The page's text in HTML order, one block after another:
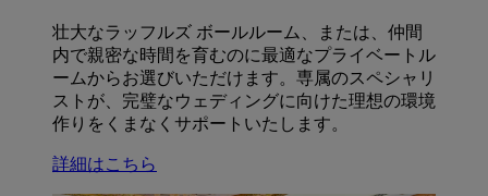
壮大なラッフルズ ボールルーム、または、仲間
内で親密な時間を育むのに最適なプライベートル
ームからお選びいただけます。専属のスペシャリ
ストが、完璧なウェディングに向けた理想の環境
作りをくまなくサポートいたします。
詳細はこちら